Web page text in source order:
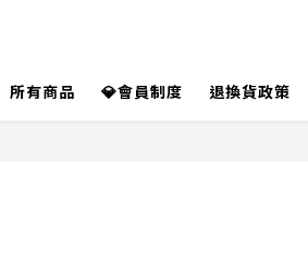
所有商品 💎會員制度 退換貨政策